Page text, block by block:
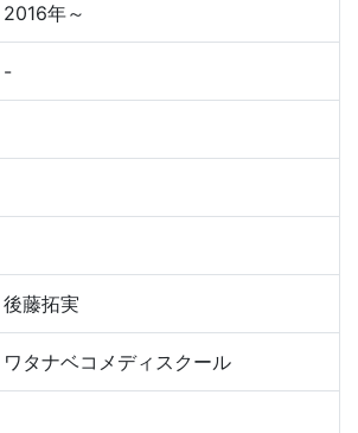
2016年～
-
後藤拓実
ワタナベコメディスクール